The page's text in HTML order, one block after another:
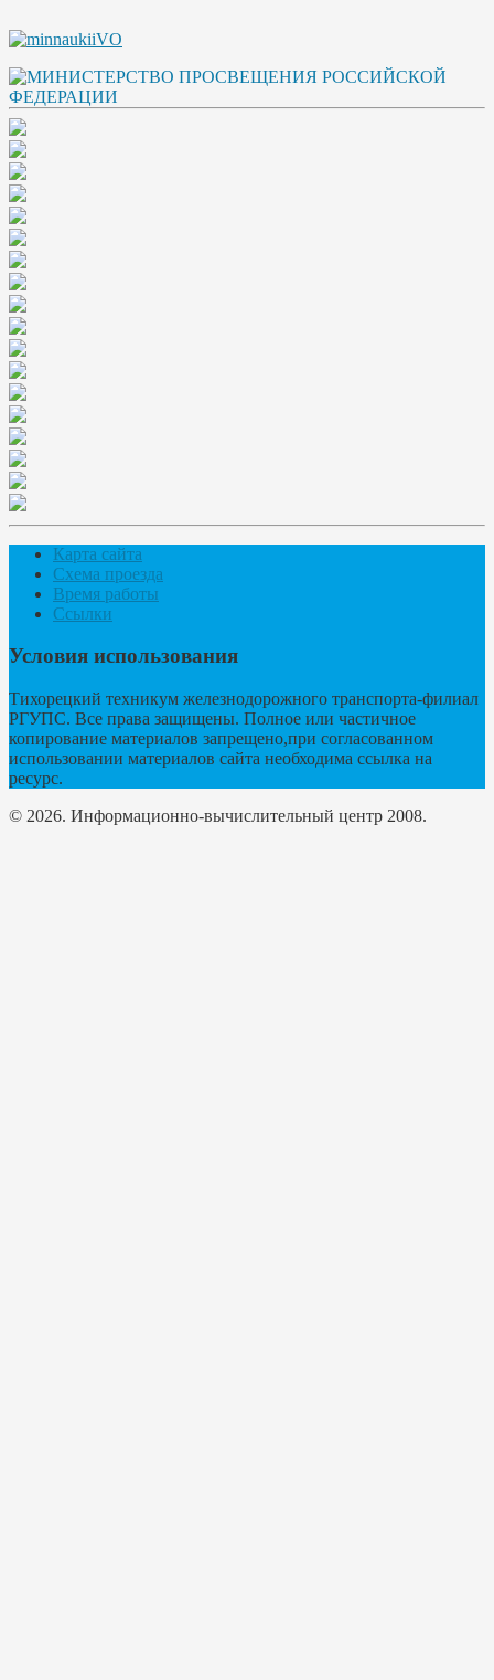
Карта сайта
Схема проезда
Время работы
Ссылки
Условия использования
Тихорецкий техникум железнодорожного транспорта-филиал
РГУПС. Все права защищены. Полное или частичное
копирование материалов запрещено,при согласованном
использовании материалов сайта необходима ссылка на
ресурс.
© 2026. Информационно-вычислительный центр 2008.